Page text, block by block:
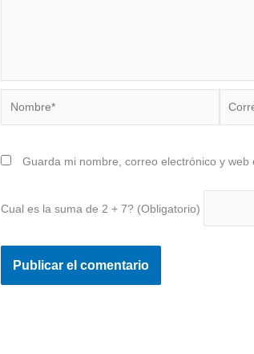
Guarda mi nombre, correo electrónico y
Cual es la suma de 2 + 7? (Obligatorio)